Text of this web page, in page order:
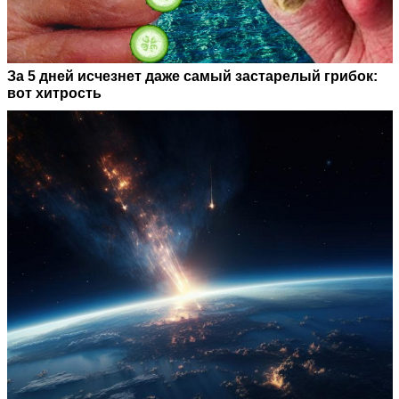
За 5 дней исчезнет даже самый застарелый грибок:
вот хитрость